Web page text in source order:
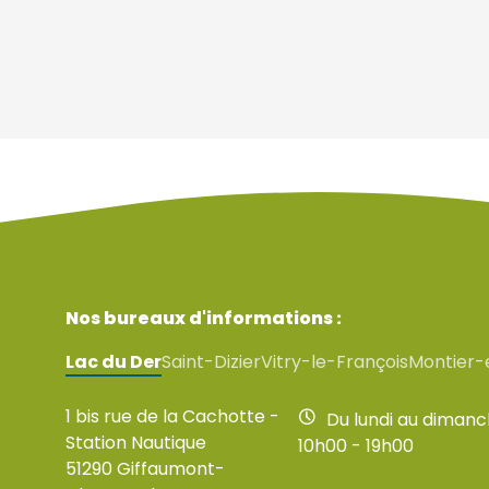
Nos bureaux d'informations :
Lac du DerSaint-DizierVitry-le-François
1 bis rue de la Cachotte -
Station Nautique
51290 Giffaumont-
Du lundi au
10h00 - 19h00